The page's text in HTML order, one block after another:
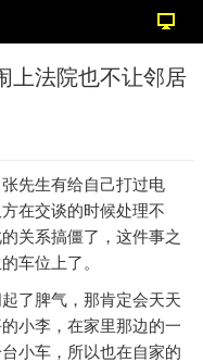
上法院也不让邻居
先生有给自己打过电
在交谈的时候处理不
关系搞僵了，这件事之
车位上了。
了脾气，那肯定会天天
小李，在家里那边的一
小车，所以也在自家的